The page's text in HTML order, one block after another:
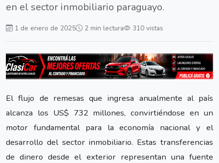
en el sector inmobiliario paraguayo.
1 de enero de 2025 2 min lectura 310 vistas
El flujo de remesas que ingresa anualmente al país
alcanza los US$ 732 millones, convirtiéndose en un
motor fundamental para la economía nacional y el
desarrollo del sector inmobiliario. Estas transferencias
de dinero desde el exterior representan una fuente